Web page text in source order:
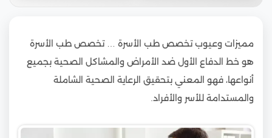
مميزات وعيوب تخصص طب الأسرة … تخصص طب الأسرة
هو خط الدفاع الأول ضد الأمراض والمشاكل الصحية بجميع
أنواعها، فهو المعني بتحقيق الرعاية الصحية الشاملة
والمستدامة للأسر والأفراد.